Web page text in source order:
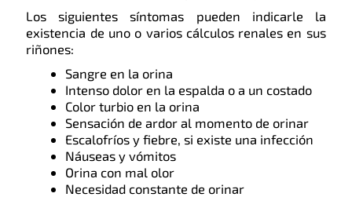
Los siguientes síntomas pueden indicarle la
existencia de uno o varios cálculos renales en sus
riñones:
Sangre en la orina
Intenso dolor en la espalda o a un costado
Color turbio en la orina
Sensación de ardor al momento de orinar
Escalofríos y fiebre, si existe una infección
Náuseas y vómitos
Orina con mal olor
Necesidad constante de orinar